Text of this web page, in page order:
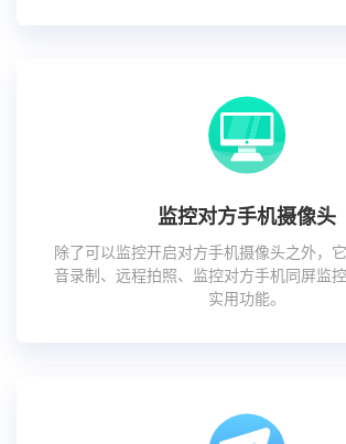
监控对方手机摄像头
除了可以监控开启对方手机摄像头之外，
音录制、远程拍照、监控对方手机同屏监
实用功能。